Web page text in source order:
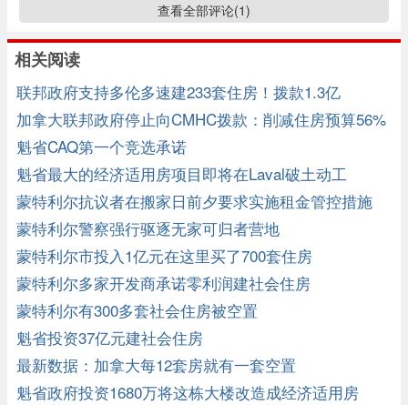
查看全部评论(1)
相关阅读
联邦政府支持多伦多速建233套住房！拨款1.3亿
加拿大联邦政府停止向CMHC拨款：削减住房预算56%
魁省CAQ第一个竞选承诺
魁省最大的经济适用房项目即将在Laval破土动工
蒙特利尔抗议者在搬家日前夕要求实施租金管控措施
蒙特利尔警察强行驱逐无家可归者营地
蒙特利尔市投入1亿元在这里买了700套住房
蒙特利尔多家开发商承诺零利润建社会住房
蒙特利尔有300多套社会住房被空置
魁省投资37亿元建社会住房
最新数据：加拿大每12套房就有一套空置
魁省政府投资1680万将这栋大楼改造成经济适用房